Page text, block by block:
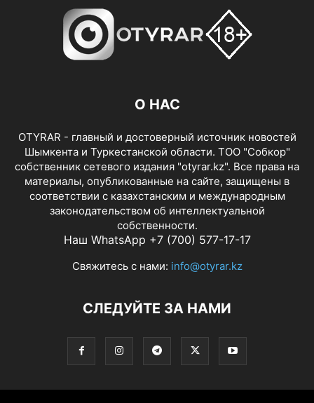
О НАС
OTYRAR - главный и достоверный источник новостей
Шымкента и Туркестанской области. ТОО "Собкор"
собственник сетевого издания "otyrar.kz". Все права на
материалы, опубликованные на сайте, защищены в
соответствии с казахстанским и международным
законодательством об интеллектуальной
собственности.
Наш WhatsApp +7 (700) 577-17-17
Свяжитесь с нами: info@otyrar.kz
СЛЕДУЙТЕ ЗА НАМИ